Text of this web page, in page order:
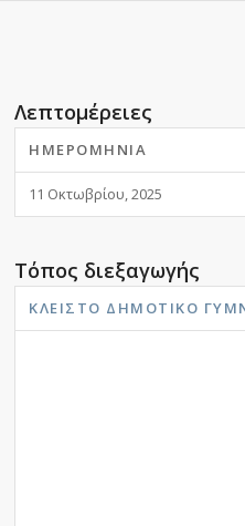
Λεπτομέρειες
ΗΜΕΡΟΜΗΝΊΑ
11 Οκτωβρίου, 2025
Τόπος διεξαγωγής
ΚΛΕΙΣΤΌ ΔΗΜΟΤΙΚΌ